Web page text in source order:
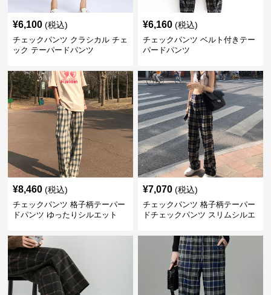
¥6,100 (税込)
チェックパンツ クラシカル チェ
ック テーパードパンツ
¥6,160 (税込)
チェックパンツ ベルト付きテー
パードパンツ
¥8,460 (税込)
チェックパンツ 格子柄テーパー
ドパンツ ゆったりシルエット
¥7,070 (税込)
チェックパンツ 格子柄テーパー
ドチェックパンツ スリムシルエ